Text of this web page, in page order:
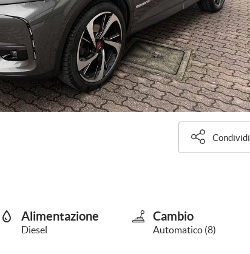
Condividi
Alimentazione
Diesel
Cambio
Automatico (8)